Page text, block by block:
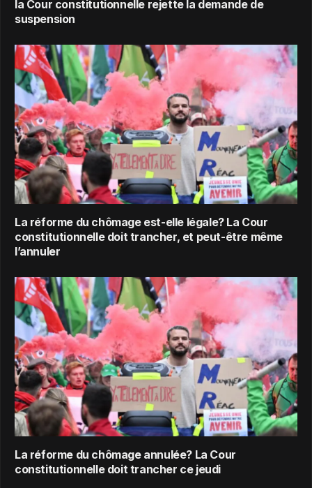
la Cour constitutionnelle rejette la demande de
suspension
La réforme du chômage est-elle légale? La Cour
constitutionnelle doit trancher, et peut-être même
l’annuler
La réforme du chômage annulée? La Cour
constitutionnelle doit trancher ce jeudi